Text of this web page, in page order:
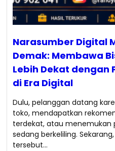
Narasumber Digital
Demak: Membawa
Lebih Dekat dengan
di Era Digital
Dulu, pelanggan datang
toko, mendapatkan
terdekat, atau menemukan
sedang berkeliling.
tersebut…